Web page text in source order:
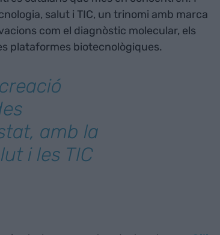
salut i TIC, un trinomi amb marca
com el diagnòstic molecular, els
plataformes biotecnològiques.
amb la
i les TIC